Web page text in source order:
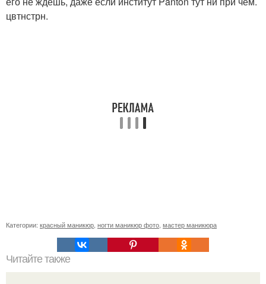
цвтнстрн.
Категории: красный маникюр ногти маникюр фото мастер маникюра
Читайте также